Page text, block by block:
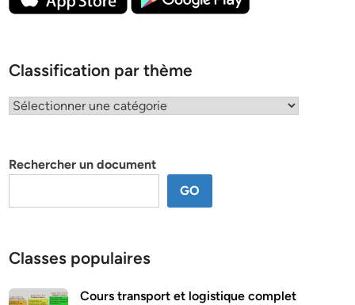
Classification par thème
Classification
Rechercher un document
GO
Classes populaires
Cours transport et logistique complet